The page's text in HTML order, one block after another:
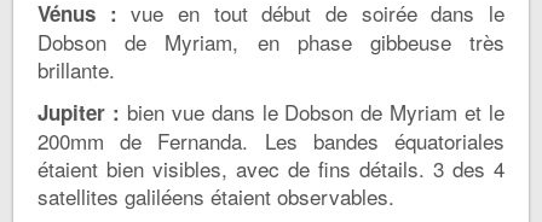
Vénus : vue en tout début de soirée dans le
Dobson de Myriam, en phase gibbeuse très
brillante.
Jupiter : bien vue dans le Dobson de Myriam et le
200mm de Fernanda. Les bandes équatoriales
étaient bien visibles, avec de fins détails. 3 des 4
satellites galiléens étaient observables.